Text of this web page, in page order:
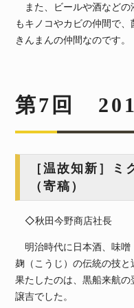
また、ビールや酒などの
もキノコやカビの仲間で
きんまんの仲間なのです。
第7回
［温故知新］
（寄稿）
◇秋田今野商店社長
明治時代に日本酒、味噌
麹（こうじ）の伝統の技
果たしたのは、黒船来航
譲吉でした。